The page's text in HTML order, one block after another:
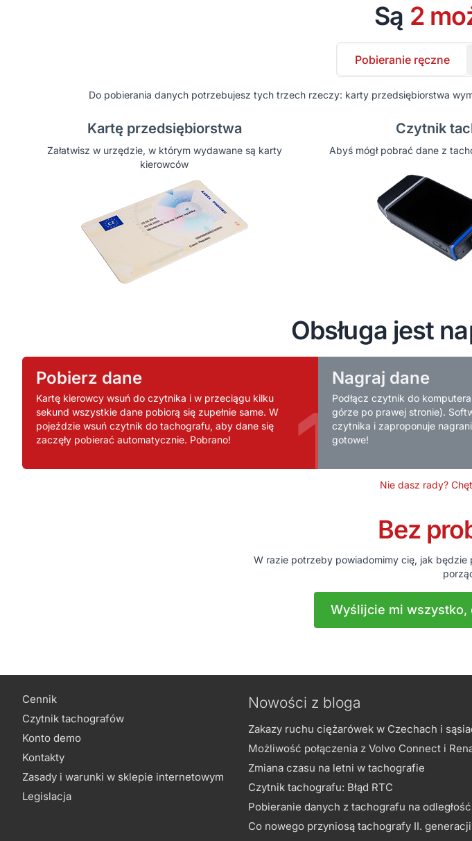
Są 2
Pobieranie ręczne
Do pobierania danych potrzebujesz tych trzech rzeczy: karty przedsiębiorstwa
Kartę przedsiębiorstwa
Załatwisz w urzędzie, w którym wydawane są karty
kierowców
Czytnik
Abyś mógł pobrać dane z
Obsługa jest
Pobierz dane
Kartę kierowcy wsuń do czytnika i w przeciągu kilku
sekund wszystkie dane pobiorą się zupełnie same. W
pojeździe wsuń czytnik do tachografu, aby dane się
zaczęły pobierać automatycznie. Pobrano!
1
Nagraj dane
Podłącz czytnik do
górze po prawej stronie).
czytnika i zaproponuje
gotowe!
Nie dasz rady?
Bez
W razie potrzeby powiadomimy cię, jak
Wyślijcie mi wszystko,
Cennik
Czytnik tachografów
Konto demo
Kontakty
Zasady i warunki w sklepie internetowym
Legislacja
Nowości z bloga
Zakazy ruchu ciężarówek w Czechach i
Możliwość połączenia z Volvo Connect i
Zmiana czasu na letni w tachografie
Czytnik tachografu: Błąd RTC
Pobieranie danych z tachografu na odległość
Co nowego przyniosą tachografy II.